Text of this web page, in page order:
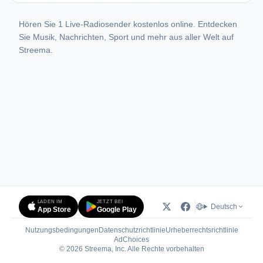
Hören Sie 1 Live-Radiosender kostenlos online. Entdecken
Sie Musik, Nachrichten, Sport und mehr aus aller Welt auf
Streema.
LADEN IM
App Store
JETZT BEI
Google Play Deutsch
Nutzungsbedingungen DatenschutzrichtlinieUrheberrechtsrichtlinie
AdChoices(öffnet in neuem Tab)
© 2026 Streema, Inc. Alle Rechte vorbehalten